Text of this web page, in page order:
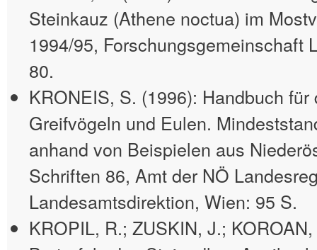
Steinkauz (Athene noctua) im
1994/95, Forschungsgemeinschaft
80.
KRONEIS, S. (1996): Handbuch
Greifvögeln und Eulen.
anhand von Beispielen aus
Schriften 86, Amt der NÖ
Landesamtsdirektion, Wien: 95 S.
KROPIL, R.; ZUSKIN, J.;